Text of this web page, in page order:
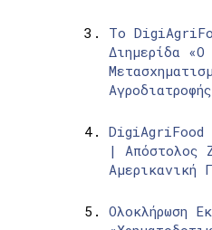
Το
Διημερίδα «Ο
DigiAgriFood
| Απόστολος
Αμερικανική
Ολοκλήρωση